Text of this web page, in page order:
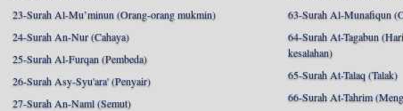
23-Surah Al-Mu’minun (Orang-orang mukmin)
24-Surah An-Nur (Cahaya)
25-Surah Al-Furqan (Pembeda)
26-Surah Asy-Syu'ara' (Penyair)
27-Surah An-Naml (Semut)
63-Surah Al-Munafiqun
64-Surah At-Tagabun
kesalahan)
65-Surah At-Talaq (Talak)
66-Surah At-Tahrim